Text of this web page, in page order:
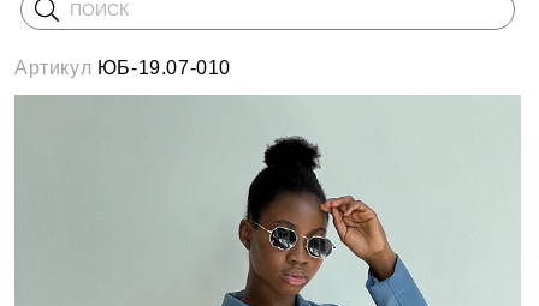
Артикул ЮБ-19.07-010